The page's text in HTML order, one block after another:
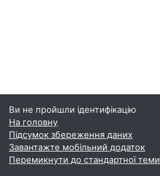
Ви не пройшли ідентифікацію
На головну
Підсумок збереження даних
Завантажте мобільний додаток
Перемикнути до стандартної теми